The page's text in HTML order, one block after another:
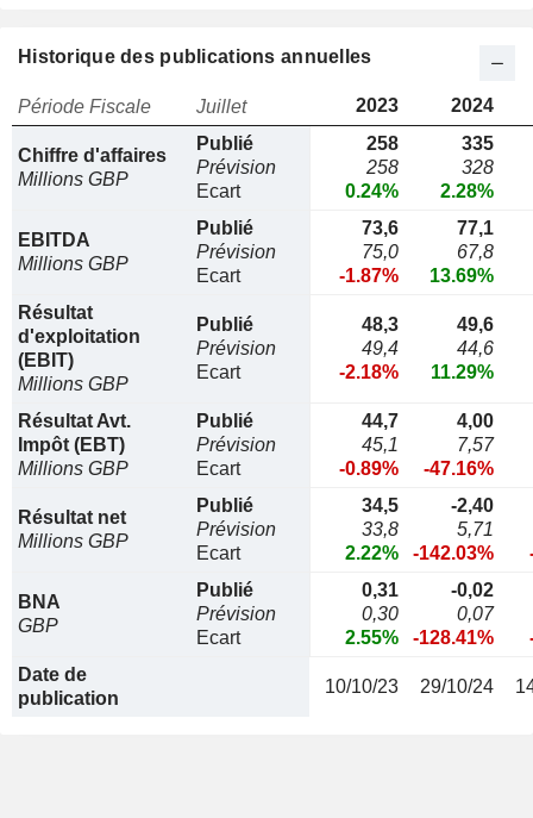
Historique des publications annuelles
Période Fiscale Juillet 2023 2024
Chiffre d'affaires
Millions GBP
Publié
Prévision
Ecart
258
258
0.24%
335
328
2.28%
EBITDA
Millions GBP
Publié
Prévision
Ecart
73,6
75,0
-1.87%
77,1
67,8
13.69%
Résultat
d'exploitation
(EBIT)
Millions GBP
Publié
Prévision
Ecart
48,3
49,4
-2.18%
49,6
44,6
11.29%
Résultat Avt.
Impôt (EBT)
Millions GBP
Publié
Prévision
Ecart
44,7
45,1
-0.89%
4,00
7,57
-47.16%
Résultat net
Millions GBP
Publié
Prévision
Ecart
34,5
33,8
2.22%
-2,40
5,71
-142.03%
BNA
GBP
Publié
Prévision
Ecart
0,31
0,30
2.55%
-0,02
0,07
-128.41%
Date de
publication
10/10/23 29/10/24